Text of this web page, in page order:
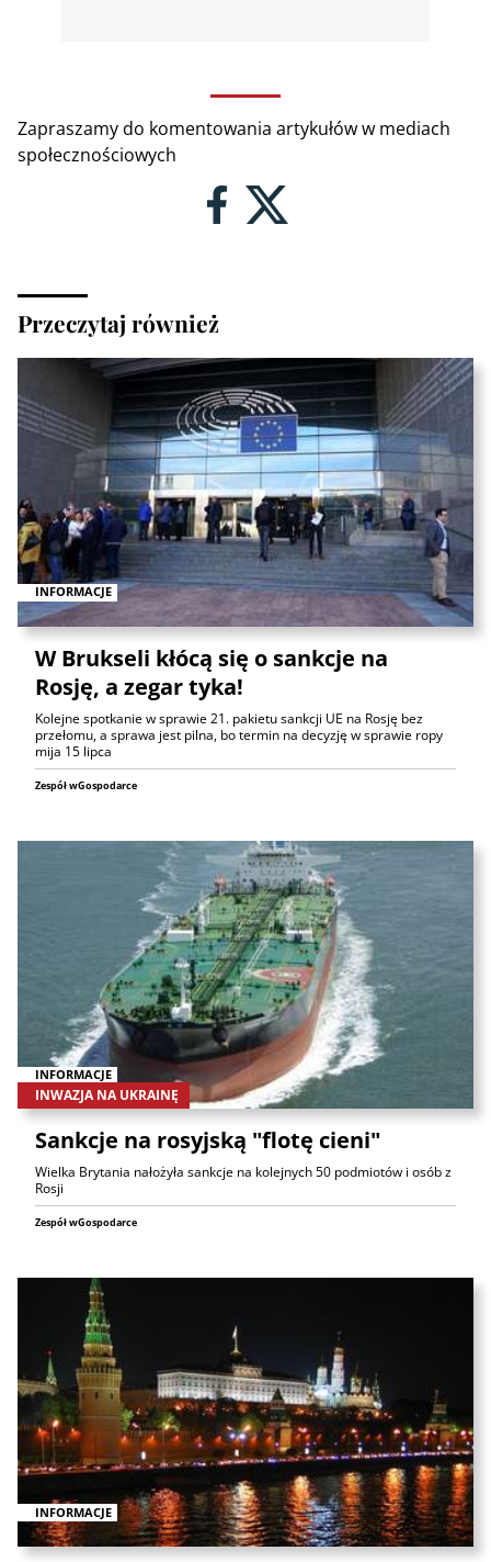
Zapraszamy do komentowania artykułów w mediach
społecznościowych
Przeczytaj również
INFORMACJE
W Brukseli kłócą się o sankcje na
Rosję, a zegar tyka!
Kolejne spotkanie w sprawie 21. pakietu sankcji UE na Rosję bez
przełomu, a sprawa jest pilna, bo termin na decyzję w sprawie ropy
mija 15 lipca
Zespół wGospodarce
INFORMACJE
INWAZJA NA UKRAINĘ
Sankcje na rosyjską "flotę cieni"
Wielka Brytania nałożyła sankcje na kolejnych 50 podmiotów i osób z
Rosji
Zespół wGospodarce
INFORMACJE